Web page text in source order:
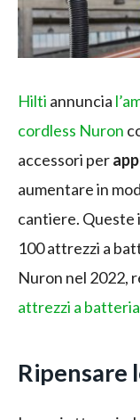
Hilti annuncia
cordless Nuron
accessori per
aumentare in
cantiere. Queste
100 attrezzi a
Nuron nel 2022,
attrezzi a
Ripensare